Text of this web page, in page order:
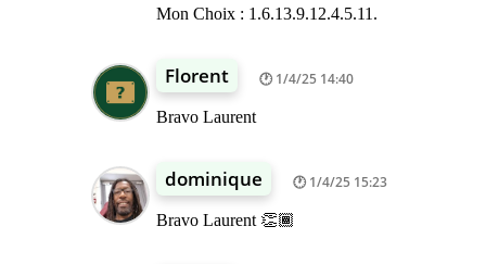
Mon Choix : 1.6.13.9.12.4.5.11.
Florent 1/4/25 14:40
Bravo Laurent
dominique 1/4/25 15:23
Bravo Laurent 👏🏾